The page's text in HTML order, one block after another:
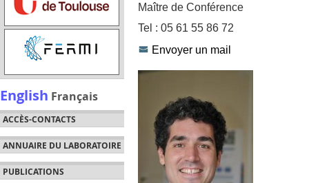
English Français
ACCÈS-CONTACTS
ANNUAIRE DU LABORATOIRE
PUBLICATIONS
Maître de Conférence
Tel : 05 61 55 86 72
Envoyer un mail